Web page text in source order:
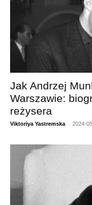
Jak Andrzej
Warszawie:
reżysera
Viktoriya Yastremska - 2024-